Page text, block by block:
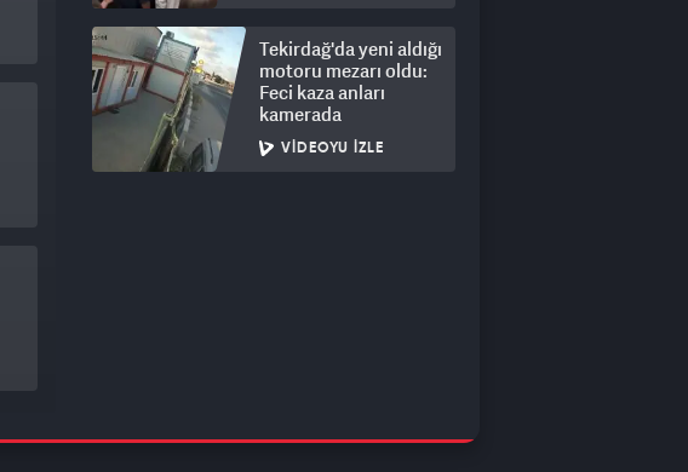
Tekirdağ'da yeni aldığı
motoru mezarı oldu:
Feci kaza anları
kamerada
VIDEOYU İZLE